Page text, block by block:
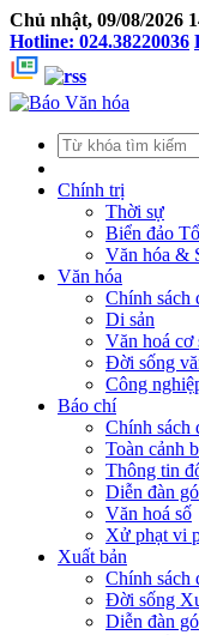
Chủ nhật, 09/08/2026
Hotline: 024.38220036
Chính trị
Thời sự
Biển đảo
Văn hóa &
Văn hóa
Chính sách
Di sản
Văn hoá cơ
Đời sống
Công
Báo chí
Chính sách
Toàn cảnh
Thông tin
Diễn đàn
Văn hoá số
Xử phạt vi
Xuất bản
Chính sách
Đời sống
Diễn đàn